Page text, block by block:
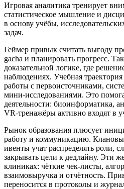
Игровая аналитика тренирует
статистическое мышление и
в основу учёбы,
задач.
Геймер привык считать выгоду
gacha и планировать прогресс.
доказательной логике, где
наблюдениях. Учебная
работы с первоисточниками,
мини‑исследованиями. Это
деятельности: биоинформатика,
VR‑тренажёры активно входят в
Рынок образования плюсует
работу и коммуникацию.
ивенты учат распределять роли,
закрывать цели к дедлайну. Эти
клиниках: чёткие чек‑листы,
взаимовыручка и отчётность.
переносится в протоколы и